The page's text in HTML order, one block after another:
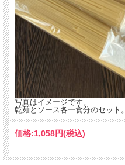
写真はイメージです。
乾麺とソース各一食分のセット。
価格:1,058円(税込)